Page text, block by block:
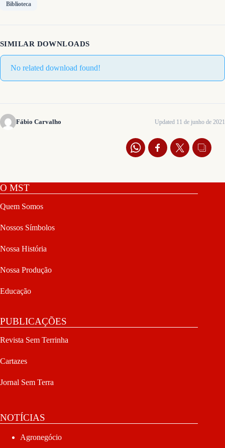
Biblioteca
SIMILAR DOWNLOADS
No related download found!
Fábio Carvalho Updated 11 de junho de 2021
O MST
Quem Somos
Nossos Símbolos
Nossa História
Nossa Produção
Educação
PUBLICAÇÕES
Revista Sem Terrinha
Cartazes
Jornal Sem Terra
NOTÍCIAS
Agronegócio